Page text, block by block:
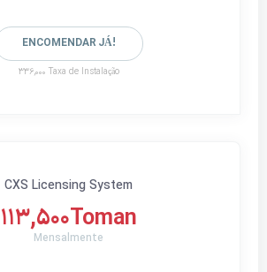
ENCOMENDAR JÁ!
336,000 Taxa de Instalação
CXS Licensing System
113,500Toman
Mensalmente